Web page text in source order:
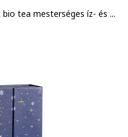
tea mesterséges íz- és ...